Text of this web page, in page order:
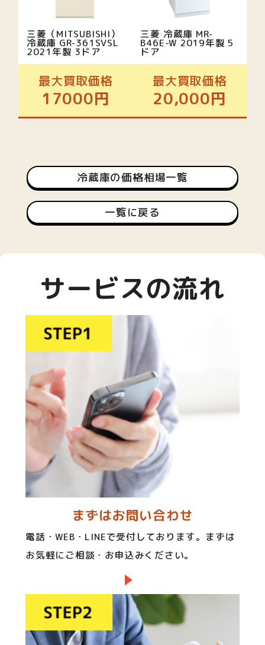
三菱（MITSUBISHI）
冷蔵庫 GR-361SVSL
2021年製 3ドア
最大買取価格
17000円
三菱 冷蔵庫 MR-
B46E-W 2019年製 5
ドア
最大買取価格
20,000円
冷蔵庫の価格相場一覧
一覧に戻る
サービスの流れ
まずはお問い合わせ
電話・WEB・LINEで受付しております。まずは
お気軽にご相談・お申込みください。